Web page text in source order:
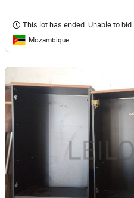
This lot has ended. Unable to bid.
Mozambique